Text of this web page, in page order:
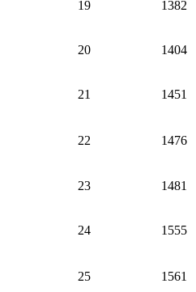
1382
19
1404
20
1451
21
1476
22
1481
23
1555
24
1561
25